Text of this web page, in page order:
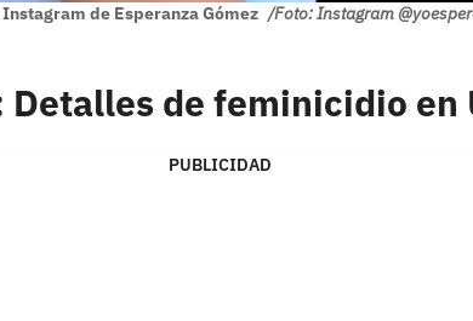
de Esperanza Gómez /Foto: Instagram
Detalles de feminicidio en
PUBLICIDAD